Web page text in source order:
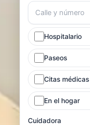
Hospitalario
Paseos
Citas médicas
En el hogar
Cuidadora